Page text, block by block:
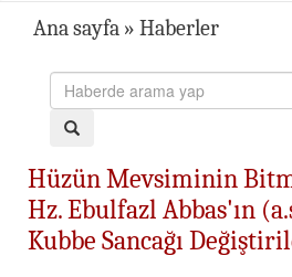
Ana sayfa » Haberler
Hüzün Mevsiminin
Hz. Ebulfazl Abbas'ın
Kubbe Sancağı